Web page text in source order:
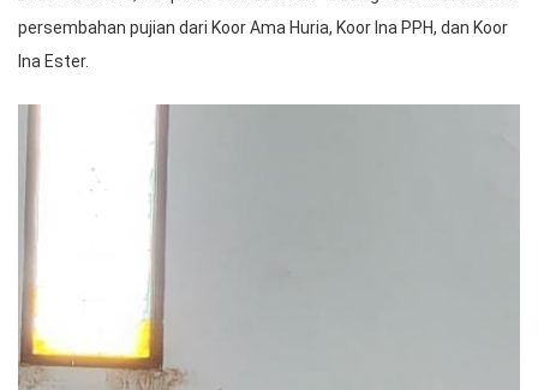
persembahan pujian dari Koor Ama Huria, Koor Ina PPH, dan Koor
Ina Ester.